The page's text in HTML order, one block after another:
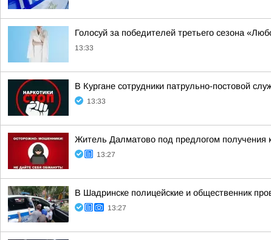
Голосуй за победителей третьего сезона
13:33
В Кургане сотрудники патрульно-постовой
13:33
Житель Далматово под предлогом получения
13:27
В Шадринске полицейские и общественник
13:27